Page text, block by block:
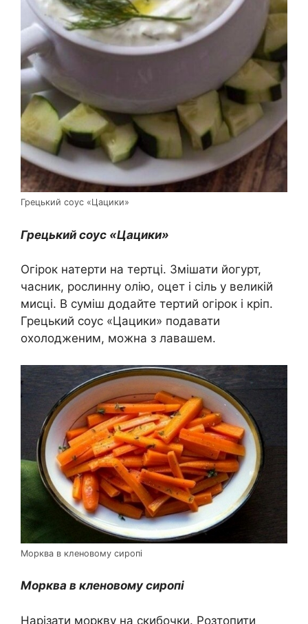
Грецький соус «Цацики»
Грецький соус «Цацики»
Огірок натерти на тертці. Змішати йогурт,
часник, рослинну олію, оцет і сіль у великій
мисці. В суміш додайте тертий огірок і кріп.
Грецький соус «Цацики» подавати
охолодженим, можна з лавашем.
Морква в кленовому сиропі
Морква в кленовому сиропі
Нарізати моркву на скибочки. Розтопити